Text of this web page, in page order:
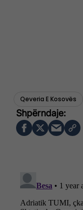
Qeveria E Kosovës